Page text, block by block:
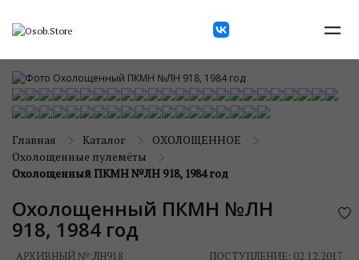
Главная Каталог
ОХОЛОЩЕННОЕ
Охолощенные пулемёты
Охолощенный ПКМН №ЛН 918, 1984 год
Охолощенный ПКМН №ЛН
918, 1984 год
АРХИВНЫЙ №:ЛН918 ПОСТУПЛЕНИЕ: 02.12.2017